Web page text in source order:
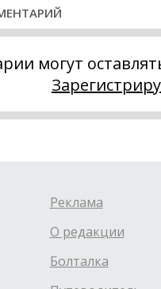
могут
Реклама
О редакции
Болталка